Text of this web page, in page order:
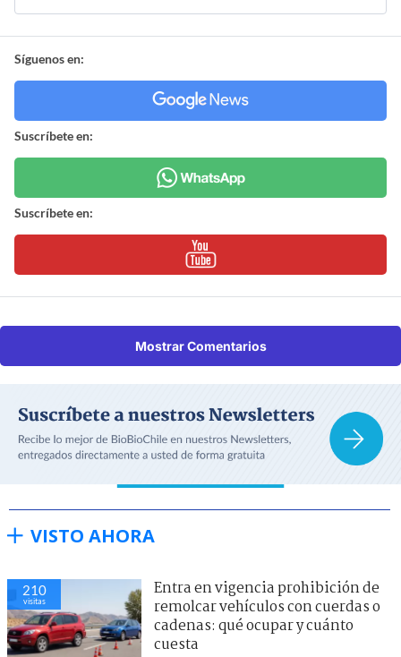
Síguenos en:
Suscríbete en:
Suscríbete en:
Mostrar Comentarios
VISTO AHORA
210
visitas
Entra en vigencia prohibición de
remolcar vehículos con cuerdas o
cadenas: qué ocupar y cuánto
cuesta